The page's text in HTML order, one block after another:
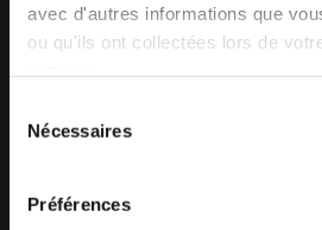
avec d'autres informations que
ou qu'ils ont collectées lors de
Nécessaires
Préférences